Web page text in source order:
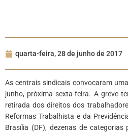
quarta-feira, 28 de junho de 2017
As centrais sindicais convocaram
junho, próxima sexta-feira. A greve
retirada dos direitos dos
Reformas Trabalhista e da
Brasília (DF), dezenas de